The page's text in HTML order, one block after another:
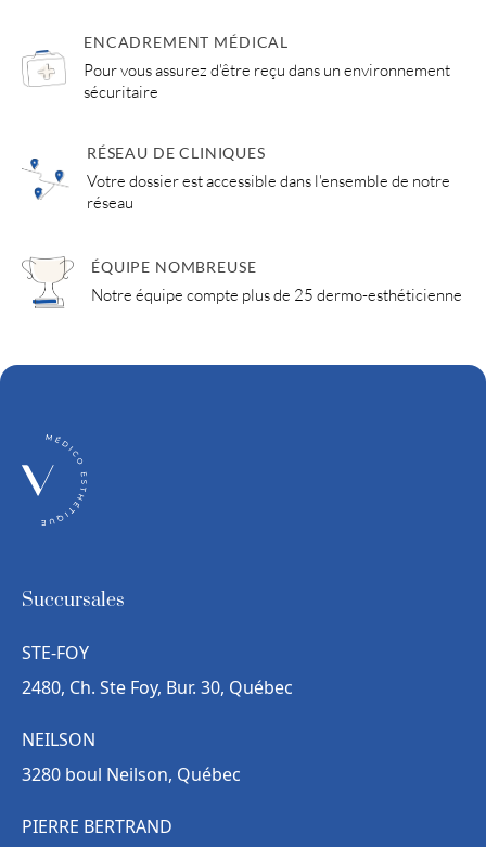
ENCADREMENT MÉDICAL
Pour vous assurez d'être reçu dans un environnement
sécuritaire
RÉSEAU DE CLINIQUES
Votre dossier est accessible dans l'ensemble de notre
réseau
ÉQUIPE NOMBREUSE
Notre équipe compte plus de 25 dermo-esthéticienne
Succursales
STE-FOY
2480, Ch. Ste Foy, Bur. 30, Québec
NEILSON
3280 boul Neilson, Québec
PIERRE BERTRAND